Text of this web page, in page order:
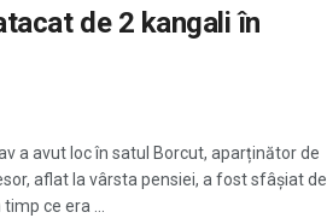
de 2 kangali în
a avut loc în satul Borcut, aparținător de
aflat la vârsta pensiei, a fost sfâșiat de
ce era ...